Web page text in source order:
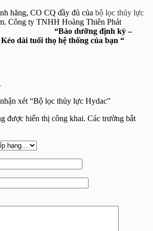
hãng, CO CQ đầy đủ của bộ lọc thủy lực
Công ty TNHH Hoàng Thiên Phát
dưỡng định kỳ –
dài tuổi thọ hệ thống của bạn “
xét “Bộ lọc thủy lực Hydac”
được hiển thị công khai. Các trường bắt